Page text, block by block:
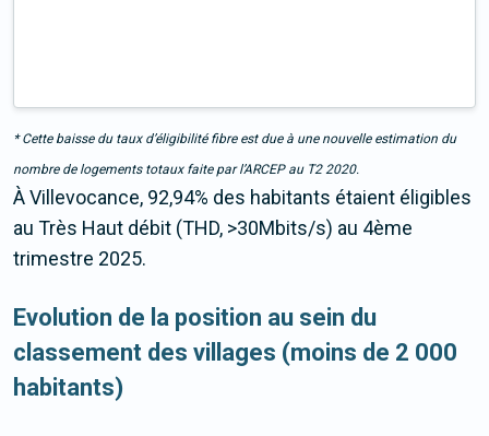
* Cette baisse du taux d’éligibilité fibre est due à une nouvelle estimation du
nombre de logements totaux faite par l’ARCEP au T2 2020.
À Villevocance, 92,94% des habitants étaient éligibles
au Très Haut débit (THD, >30Mbits/s) au 4ème
trimestre 2025.
Evolution de la position au sein du
classement des villages (moins de 2 000
habitants)